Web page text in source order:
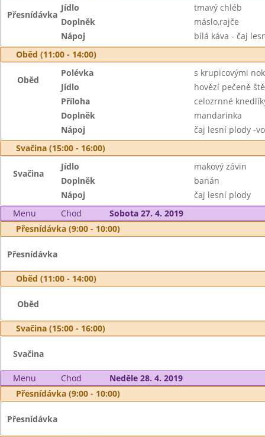
Přesnídávka
Jídlo
tmavý chléb
Doplněk
máslo,rajče
Nápoj
bílá káva - čaj
Oběd (11:00 - 14:00)
Oběd
Polévka
s krupicovými
Jídlo
hovězí pečeně
Příloha
celozrnné
Doplněk
mandarinka
Nápoj
čaj lesní plody -
Svačina (15:00 - 16:00)
Svačina
Jídlo
makový závin
Doplněk
banán
Nápoj
čaj lesní plody
Menu
Chod
Sobota 27. 4. 2019
Přesnídávka (9:00 - 10:00)
Přesnídávka
Oběd (11:00 - 14:00)
Oběd
Svačina (15:00 - 16:00)
Svačina
Menu Chod
Neděle 28. 4. 2019
Přesnídávka (9:00 - 10:00)
Přesnídávka